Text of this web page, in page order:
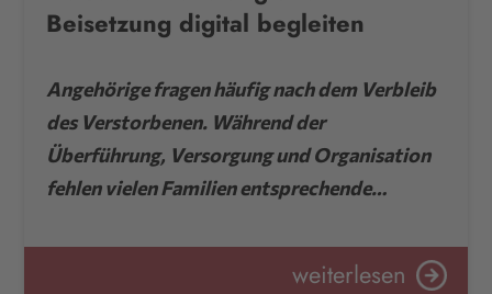
Beisetzung digital begleiten
Angehörige fragen häufig nach dem Verbleib
des Verstorbenen. Während der
Überführung, Versorgung und Organisation
fehlen vielen Familien entsprechende…
weiterlesen